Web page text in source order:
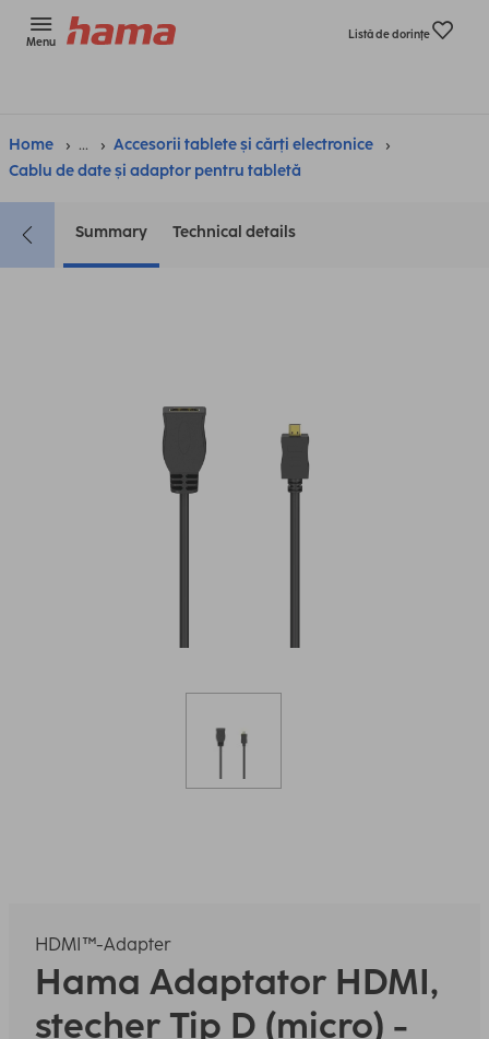
Menu
Listă de dorinţe
Home ...
Accesorii tablete și cărți electronice
Cablu de date și adaptor pentru tabletă
Summary Technical details
HDMI™-Adapter
Hama Adaptator HDMI,
ștecher Tip D (micro) -